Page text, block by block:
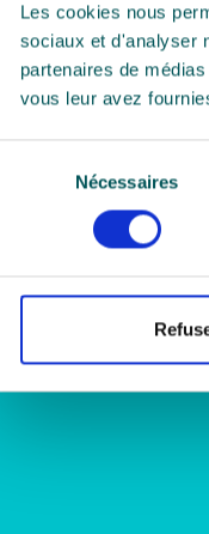
Les cookies nous
sociaux et d'analyser
partenaires de
vous leur avez
consentement
Nécessaires